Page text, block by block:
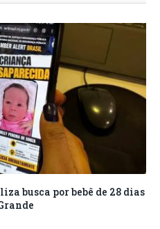
busca por bebê de 28 dias